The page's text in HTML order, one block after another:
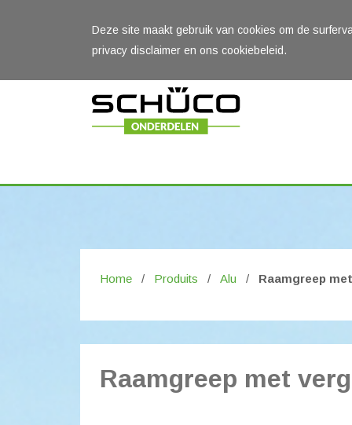
Deze site maakt gebruik van cookies om de
privacy disclaimer en ons cookiebeleid.
Home / Produits / Alu / Raamgreep
Raamgreep met